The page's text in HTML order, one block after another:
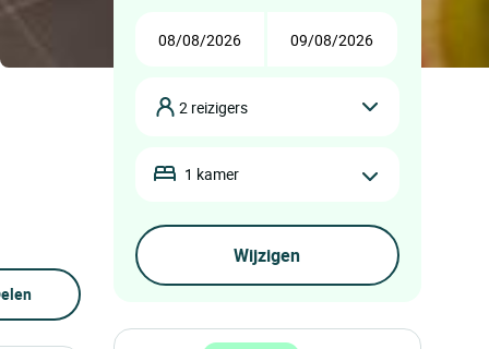
2 reizigers
1 kamer